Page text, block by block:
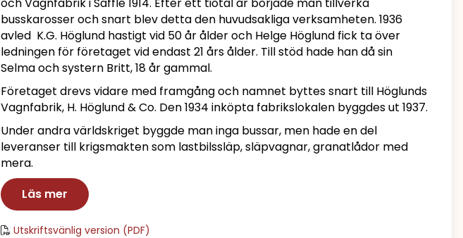
busskarosser och snart blev detta den huvudsakliga verksamheten. 1936
avled K.G. Höglund hastigt vid 50 år ålder och Helge Höglund fick ta över
ledningen för företaget vid endast 21 års ålder. Till stöd hade han då sin
Selma och systern Britt, 18 år gammal.
Företaget drevs vidare med framgång och namnet byttes snart till Höglunds
Vagnfabrik, H. Höglund & Co. Den 1934 inköpta fabrikslokalen byggdes ut 1937.
Under andra världskriget byggde man inga bussar, men hade en del
leveranser till krigsmakten som lastbilssläp, släpvagnar, granatlådor med
mera.
Läs mer
Utskriftsvänlig version (PDF)